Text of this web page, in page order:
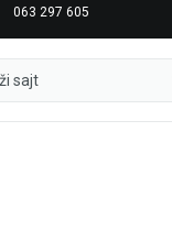
063 297 605
sajt